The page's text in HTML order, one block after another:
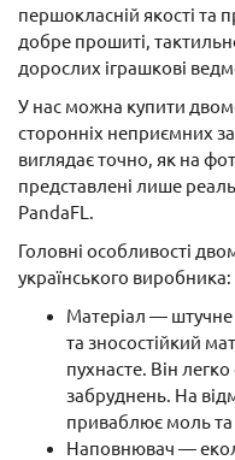
першокласній якості та
добре прошиті,
дорослих іграшкові
У нас можна купити
сторонніх неприємних
виглядає точно, як на
представлені лише
PandaFL.
Головні особливості
українського виробника:
Матеріал — штучне
та зносостійкий
пухнасте. Він
забруднень. На
приваблює моль
Наповнювач —